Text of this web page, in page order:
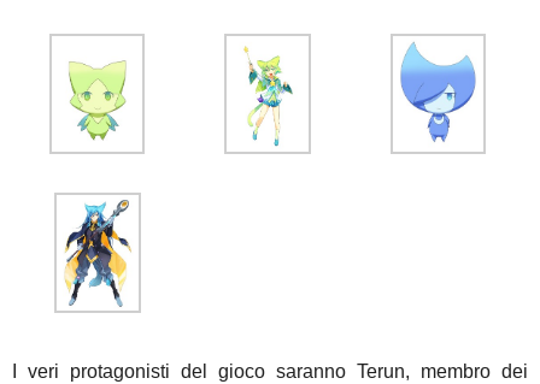
I veri protagonisti del gioco saranno Terun, membro dei